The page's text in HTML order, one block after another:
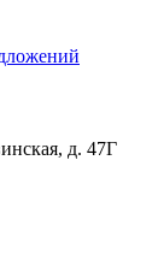
д. 47Г